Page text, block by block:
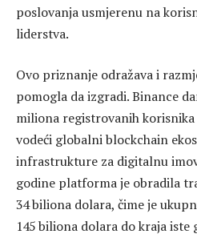
poslovanja usmjerenu na
liderstva.
Ovo priznanje odražava i
pomogla da izgradi. Binance
miliona registrovanih
vodeći globalni blockchain
infrastrukture za digitalnu
godine platforma je obradila
34 biliona dolara, čime je
145 biliona dolara do kraja iste